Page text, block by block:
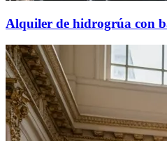
Alquiler de hidrogrúa con